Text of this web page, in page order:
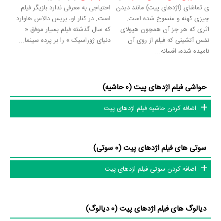
هندرسون، Phil GrieveوAaron Jackson
.
عوامل فیلم اژدهای پیت
اطلاعات فیلم اژدهای پیت
همچنین در بخش بررسی فیلم اژدهای پیت 2 نفر از میان مردم به نقد و تحلیل
تاکنون در صفحه اختصاصی فیلم اژدهای پیت در
پژوهشگران و مردم ثبت شده است؛ در بخش گالری عکس و پوستر فیلم
اژدهای پیت 76 عدد، در بخش ویدئو و تیزر فیلم اژدهای پیت 2 عدد، در بخش
بخش‌های حواشی فیلم اژدهای پیت، دیالوگ برتر فیلم اژدهای پیت، سوتی
ی تماشای (اژدهای پیت) مانند دیدن
چیزی کهنه و منسوخ شده است.
اثری که هر جز آن همچون هیولای
نفس آتشینی که فیلم از روی آن
نامیده شده، افسانه...
احتیاجی به معرفی ندارد بازیگر فیلم
است. در کنار او، بریس دالاس هاوارد
که سال گذشته فیلم بسیار موفق «
دنیای ژوراسیک » را بر پرده سینما...
حواشی فیلم اژدهای پیت (0 حاشیه)
اضافه کردن حاشیه فیلم اژدهای پیت
سوتی های فیلم اژدهای پیت (0 سوتی)
اضافه کردن سوتی فیلم اژدهای پیت
دیالوگ های فیلم اژدهای پیت (0 دیالوگ)